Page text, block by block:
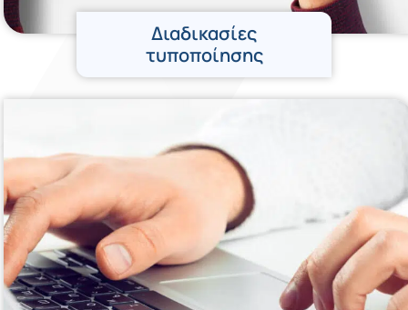
Διαδικασίες
τυποποίησης